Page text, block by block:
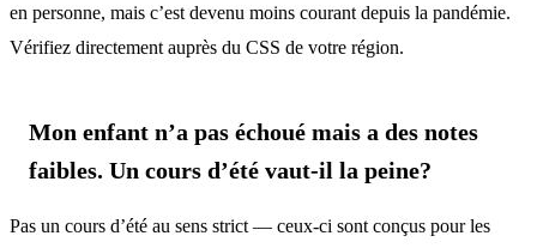
en personne, mais c’est devenu moins courant depuis la pandémie.
Vérifiez directement auprès du CSS de votre région.
Mon enfant n’a pas échoué mais a des notes
faibles. Un cours d’été vaut-il la peine?
Pas un cours d’été au sens strict — ceux-ci sont conçus pour les